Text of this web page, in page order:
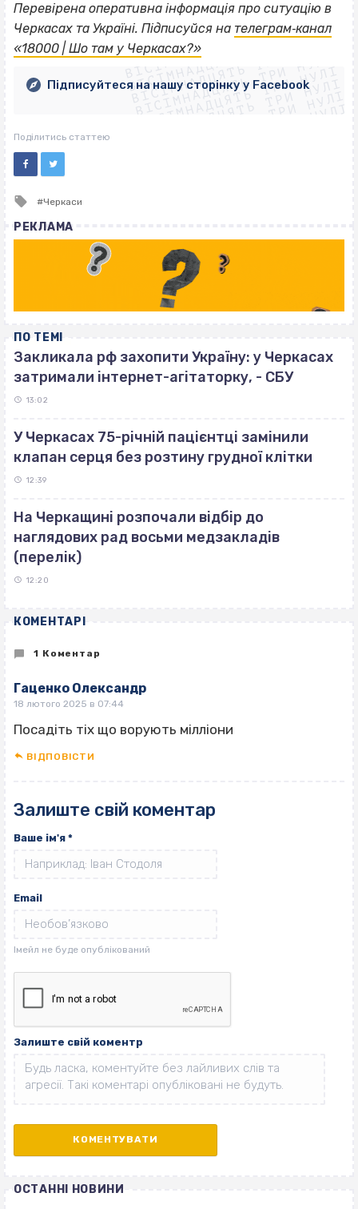
Перевірена оперативна інформація про ситуацію в
Черкасах та Україні. Підписуйся на телеграм‐канал
«18000 | Шо там у Черкасах?»ВІСІМНАДЦЯТЬ ТРИ НУЛІ
ВІСІМНАДЦЯТЬ ТРИ НУЛІ
ВІСІМНАДЦЯТЬ ТРИ НУЛІ
ВІСІМНАДЦЯТЬ ТРИ НУЛІ
ВІСІМНАДЦЯТЬ ТРИ НУЛІ
ВІСІМНАДЦЯТЬ ТРИ НУЛІ
ВІСІМНАДЦЯТЬ ТРИ НУЛІ
ВІСІМНАДЦЯТЬ ТРИ НУЛІ
Підписуйтеся на нашу сторінку у Facebook
Поділитись статтею
Tagged
Черкаси
РЕКЛАМА
ПО ТЕМІ
Закликала рф захопити Україну: у Черкасах
затримали інтернет-агітаторку, - СБУ
13:02
У Черкасах 75-річній пацієнтці замінили
клапан серця без розтину грудної клітки
12:39
На Черкащині розпочали відбір до
наглядових рад восьми медзакладів
(перелік)
12:20
КОМЕНТАРІ
1 Коментар
Гаценко Олександр
18 лютого 2025 в 07:44
Посадіть тіх що ворують мілліони
ВІДПОВІCТИ
Залиште свій коментар
Ваше ім'я *
Email
Залиште свій коментр
ОСТАННІ НОВИНИ